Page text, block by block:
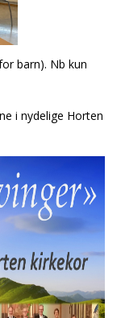
barn). Nb kun
i nydelige Horten